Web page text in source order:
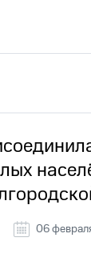
06